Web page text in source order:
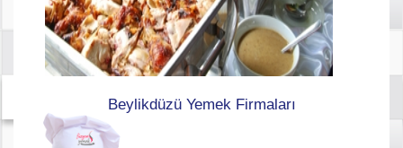
Beylikdüzü Yemek Firmaları